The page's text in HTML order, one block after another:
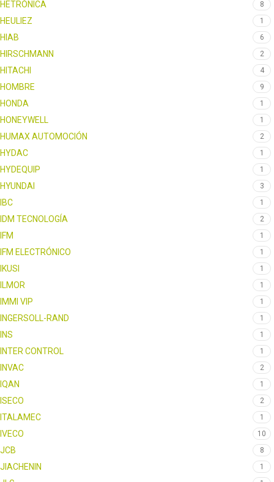
HETRÓNICA 8
HEULIEZ 1
HIAB 6
HIRSCHMANN 2
HITACHI 4
HOMBRE 9
HONDA 1
HONEYWELL 1
HUMAX AUTOMOCIÓN 2
HYDAC 1
HYDEQUIP 1
HYUNDAI 3
IBC 1
IDM TECNOLOGÍA 2
IFM 1
IFM ELECTRÓNICO 1
IKUSI 1
ILMOR 1
IMMI VIP 1
INGERSOLL-RAND 1
INS 1
INTER CONTROL 1
INVAC 2
IQAN 1
ISECO 2
ITALAMEC 1
IVECO 10
JCB 8
JIACHENIN 1